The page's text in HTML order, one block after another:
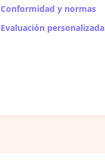
Conformidad y normas
Evaluación personalizada